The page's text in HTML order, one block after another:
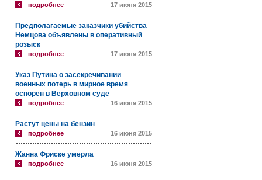
подробнее 17 июня 2015
Предполагаемые заказчики убийства
Немцова объявлены в оперативный
розыск
подробнее 17 июня 2015
Указ Путина о засекречивании
военных потерь в мирное время
оспорен в Верховном суде
подробнее 16 июня 2015
Растут цены на бензин
подробнее 16 июня 2015
Жанна Фриске умерла
подробнее 16 июня 2015